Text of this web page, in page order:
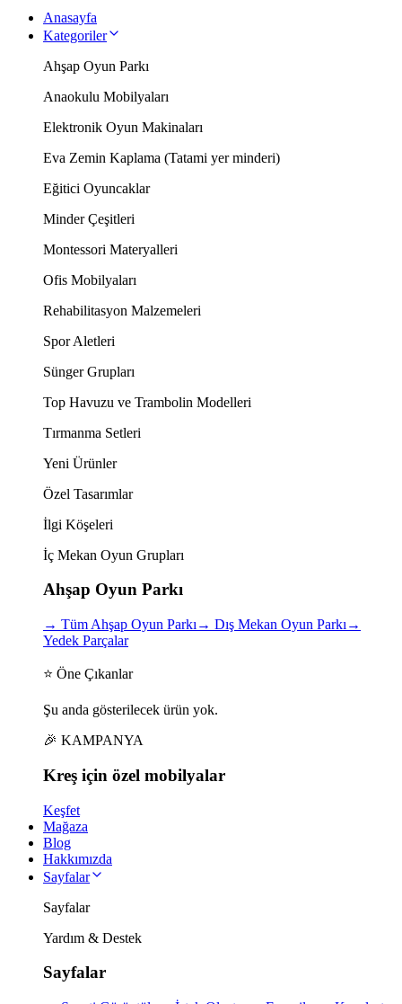
Anasayfa
Kategoriler
Ahşap Oyun Parkı
Anaokulu Mobilyaları
Elektronik Oyun Makinaları
Eva Zemin Kaplama (Tatami yer minderi)
Eğitici Oyuncaklar
Minder Çeşitleri
Montessori Materyalleri
Ofis Mobilyaları
Rehabilitasyon Malzemeleri
Spor Aletleri
Sünger Grupları
Top Havuzu ve Trambolin Modelleri
Tırmanma Setleri
Yeni Ürünler
Özel Tasarımlar
İlgi Köşeleri
İç Mekan Oyun Grupları
Ahşap Oyun Parkı
→ Tüm Ahşap Oyun Parkı → Dış Mekan Oyun Parkı →
Yedek Parçalar
⭐ Öne Çıkanlar
Şu anda gösterilecek ürün yok.
🎉 KAMPANYA
Kreş için özel mobilyalar
Keşfet
Mağaza
Blog
Hakkımızda
Sayfalar
Sayfalar
Yardım & Destek
Sayfalar